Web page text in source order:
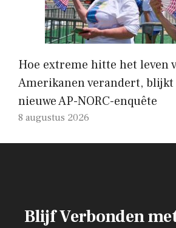
Hoe extreme hitte het leven
Amerikanen verandert,
nieuwe AP-NORC-enquête
8 augustus 2026
Blijf Verbonden